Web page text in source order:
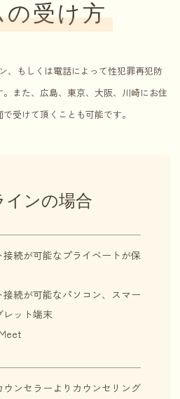
の受け方
もしくは電話によって性犯罪再犯防
また、広島、東京、大阪、川崎にお住
受けて頂くことも可能です。
インの場合
続が可能なプライベートが保
続が可能なパソコン、スマー
レット端末
ンセラーよりカウンセリング